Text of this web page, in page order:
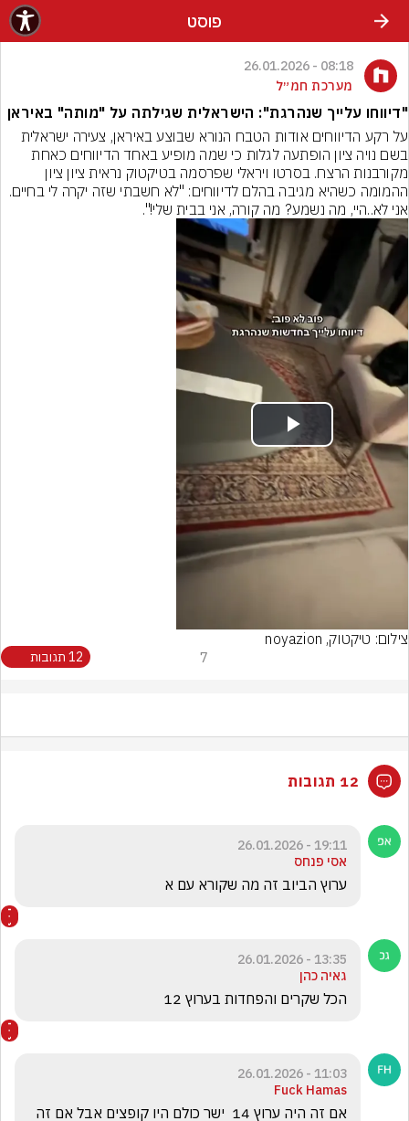
פוסט
08:18 - 26.01.2026
מערכת חמ״ל
"דיווחו עלייך שנהרגת": הישראלית שגילתה על "מותה" באיראן
בשם נויה ציון הופתעה לגלות כי שמה מופיע באחד הדיווחים כאחת
אני לא..היי, מה נשמע? מה קורה, אני בבית שלי!".
Play
Video
צילום: טיקטוק, noyazion
7 12 תגובות
12 תגובות
19:11 - 26.01.2026
אסי פנחס
ערוץ הביוב זה מה שקורא עם א
13:35 - 26.01.2026
גאיה כהן
הכל שקרים והפחדות בערוץ 12
11:03 - 26.01.2026
Fuck Hamas